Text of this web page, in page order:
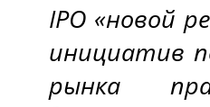
IPO «новой
инициатив
рынка